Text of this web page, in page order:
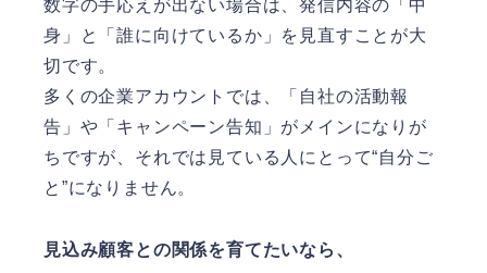
数字の手応えが出ない場合は、発信内容の「中
身」と「誰に向けているか」を見直すことが大
切です。
多くの企業アカウントでは、「自社の活動報
告」や「キャンペーン告知」がメインになりが
ちですが、それでは見ている人にとって“自分ご
と”になりません。
見込み顧客との関係を育てたいなら、